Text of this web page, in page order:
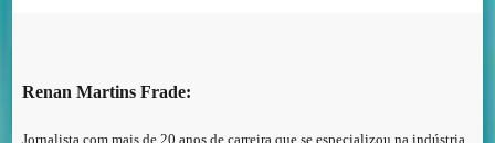
Renan Martins Frade:
Jornalista com mais de 20 anos de carreira que se especializou na indústria